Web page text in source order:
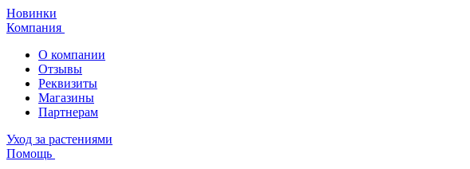
Новинки
Компания
О компании
Отзывы
Реквизиты
Магазины
Партнерам
Уход за растениями
Помощь